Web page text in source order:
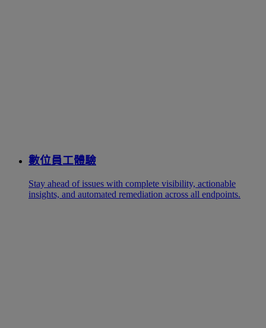
數位員工體驗
Stay ahead of issues with complete visibility, actionable
insights, and automated remediation across all endpoints.